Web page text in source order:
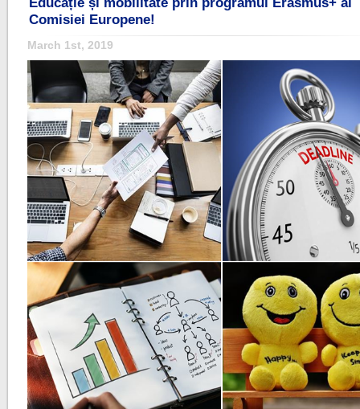
Comisiei Europene!
March 1st, 2019